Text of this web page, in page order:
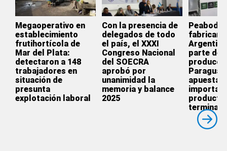
Megaoperativo en
establecimiento
frutihortícola de
Mar del Plata:
detectaron a 148
trabajadores en
situación de
presunta
explotación laboral
Con la presencia de
delegados de todo
el país, el XXXI
Congreso Nacional
del SOECRA
aprobó por
unanimidad la
memoria y balance
2025
Peabody
fabricar
parte de
apuesta
importar